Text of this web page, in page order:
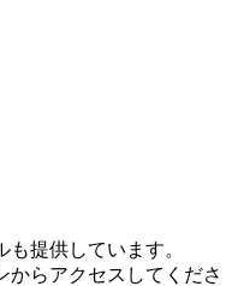
提供しています。
からアクセスしてくださ